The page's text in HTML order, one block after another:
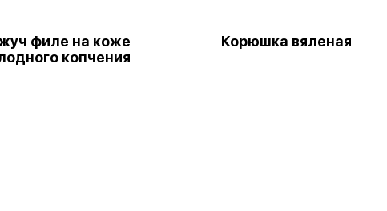
филе на коже
копчения
Корюшка вяленая